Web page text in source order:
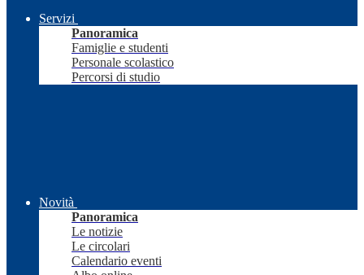
Servizi
Panoramica
Famiglie e studenti
Personale scolastico
Percorsi di studio
Novità
Panoramica
Le notizie
Le circolari
Calendario eventi